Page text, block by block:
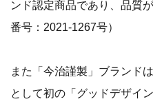
ンド認定商品であり、品質
番号：2021-1267号）
また「今治謹製」ブランド
として初の「グッドデザイ